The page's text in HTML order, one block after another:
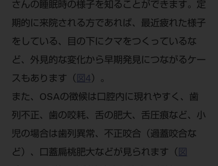
さんの睡眠時の様子を知ることができます。定
期的に来院される方であれば、最近疲れた様子
をしている、目の下にクマをつくっているな
ど、外見的な変化から早期発見につながるケー
スもあります（ 図4 ）。
また、OSAの徴候は口腔内に現れやすく、歯
列不正、歯の咬耗、舌の肥大、舌圧痕など、小
児の場合は歯列異常、不正咬合（過蓋咬合な
ど）、口蓋扁桃肥大などが見られます（ 図